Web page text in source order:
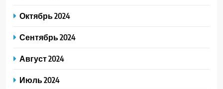
Октябрь 2024
Сентябрь 2024
Август 2024
Июль 2024